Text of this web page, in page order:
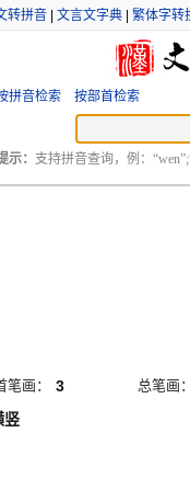
转拼音 文言文字典 繁体字转
拼音检索 按部首检索
示： 支持拼音查询，例：
笔画： 3
总笔画
竖